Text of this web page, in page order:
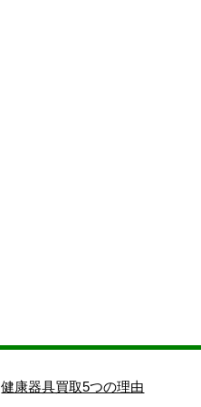
健康器具買取5つの理由